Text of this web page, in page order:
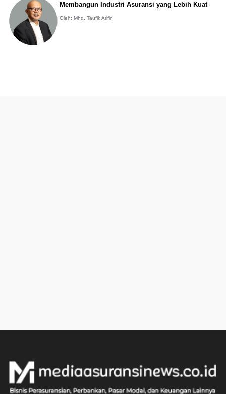
Membangun Industri Asuransi yang Lebih Kuat
Oleh: Mhd. Taufik Arifin